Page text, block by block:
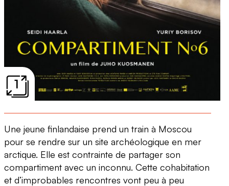
1
Une jeune finlandaise prend un train à Moscou
pour se rendre sur un site archéologique en mer
arctique. Elle est contrainte de partager son
compartiment avec un inconnu. Cette cohabitation
et d’improbables rencontres vont peu à peu